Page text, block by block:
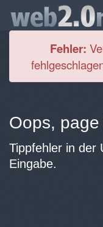
Fehler:
Oops,
Tippfehler in der
Eingabe.